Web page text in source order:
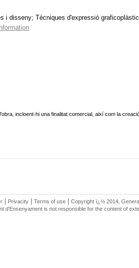
i disseny; Tècniques d'expressió
incloent-hi una finalitat comercial, així com la
Privacity Terms of use
Copyright ï¿½ 2014,
d'Ensenyament is not responsible for the content of